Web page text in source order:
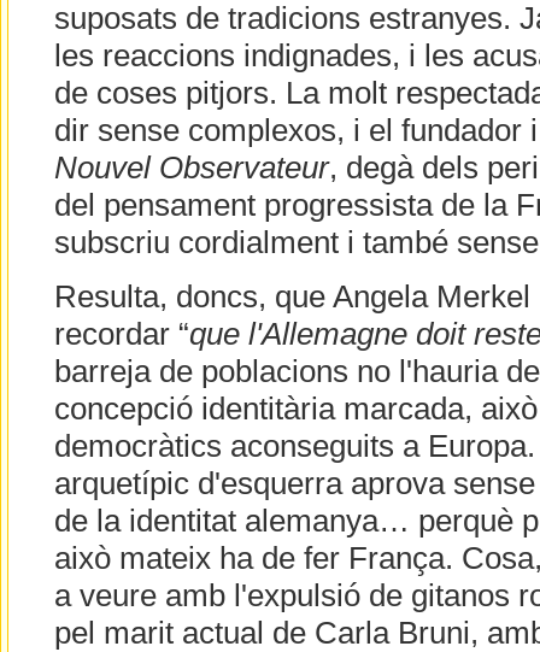
suposats de tradicions estranyes.
les reaccions indignades, i les
de coses pitjors. La molt
dir sense complexos, i el fundador
Nouvel Observateur, degà dels
del pensament progressista de la
subscriu cordialment i també
Resulta, doncs, que Angela
recordar “que l'Allemagne doit
barreja de poblacions no l'hauria
concepció identitària marcada,
democràtics aconseguits a
arquetípic d'esquerra aprova
de la identitat alemanya… perquè
això mateix ha de fer França.
a veure amb l'expulsió de gitanos
pel marit actual de Carla Bruni,